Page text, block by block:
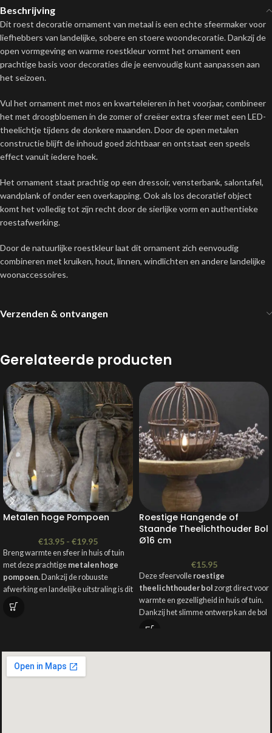
Beschrijving
Dit roest decoratie ornament van metaal is een echte sfeermaker voor
liefhebbers van landelijke, sobere en stoere woondecoratie. Dankzij de
open vormgeving en warme roestkleur vormt het ornament een
prachtige basis voor decoraties die je eenvoudig kunt aanpassen aan
het seizoen.
Vul het ornament met mos en kwarteleieren in het voorjaar, combineer
het met droogbloemen in de zomer of creëer extra sfeer met een LED-
theelichtje tijdens de donkere maanden. Door de open metalen
constructie blijft de inhoud goed zichtbaar en ontstaat een speels
effect vanuit iedere hoek.
Het ornament staat prachtig op een dressoir, vensterbank, salontafel,
wandplank of onder een overkapping. Ook als los decoratief object
komt het volledig tot zijn recht door de sierlijke vorm en authentieke
roestafwerking.
Door de natuurlijke roestkleur laat dit ornament zich eenvoudig
combineren met kruiken, hout, linnen, windlichten en andere landelijke
woonaccessoires.
Verzenden & ontvangen
Gerelateerde producten
Metalen hoge Pompoen
€13.95 - €19.95
Breng warmte en sfeer in huis of tuin
met deze prachtige metalen hoge
pompoen. Dankzij de robuuste
afwerking en landelijke uitstraling is dit
decoratiestuk een echte
op de kast, vensterbank of
Roestige Hangende of
Staande Theelichthouder Bol
Ø16 cm
€15.95
Deze sfeervolle roestige
theelichthouder bol zorgt direct voor
warmte en gezelligheid in huis of tuin.
Dankzij het slimme ontwerp kan de bol
zowel staand als hangend worden